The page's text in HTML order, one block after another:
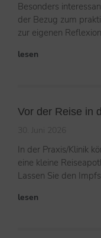
Besonders
der Bezug zum
zur eigenen
lesen
Vor der Reise in
In der Praxis/Klinik
eine kleine
Lassen Sie den
lesen